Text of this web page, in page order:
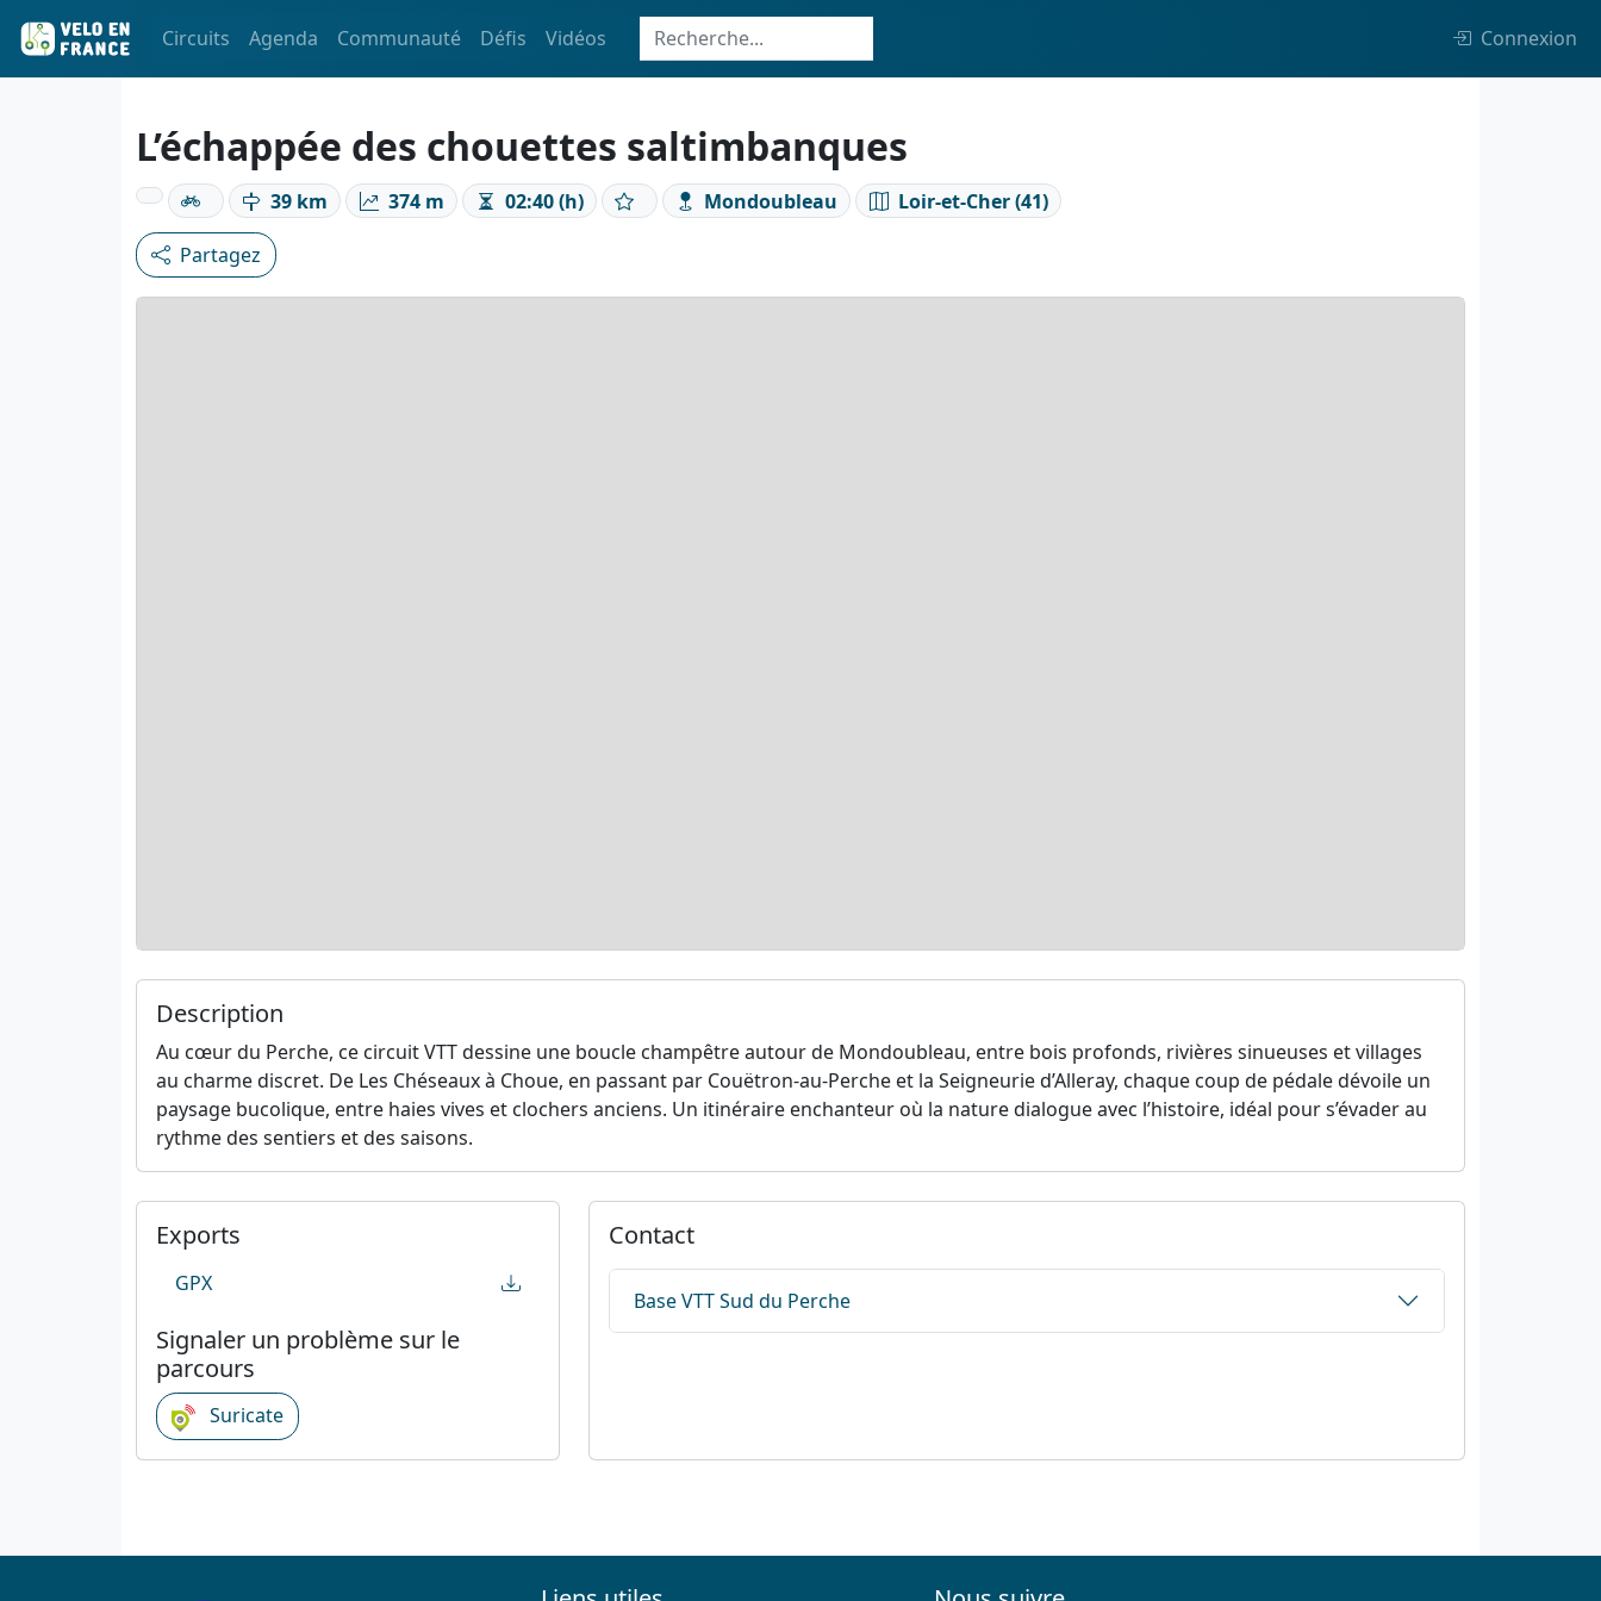
Circuits Agenda Communauté Défis Vidéos Connexion
L’échappée des chouettes saltimbanques
39 km 374 m 02:40 (h) Mondoubleau Loir-et-Cher (41)
Partagez
Description
Au cœur du Perche, ce circuit VTT dessine une boucle champêtre autour de Mondoubleau, entre bois profonds, rivières sinueuses et villages
au charme discret. De Les Chéseaux à Choue, en passant par Couëtron-au-Perche et la Seigneurie d’Alleray, chaque coup de pédale dévoile un
paysage bucolique, entre haies vives et clochers anciens. Un itinéraire enchanteur où la nature dialogue avec l’histoire, idéal pour s’évader au
rythme des sentiers et des saisons.
Exports
GPX
Signaler un problème sur le
parcours
Suricate
Contact
Base VTT Sud du Perche